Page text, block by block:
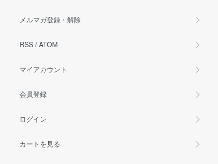
メルマガ登録・解除
RSS / ATOM
マイアカウント
会員登録
ログイン
カートを見る